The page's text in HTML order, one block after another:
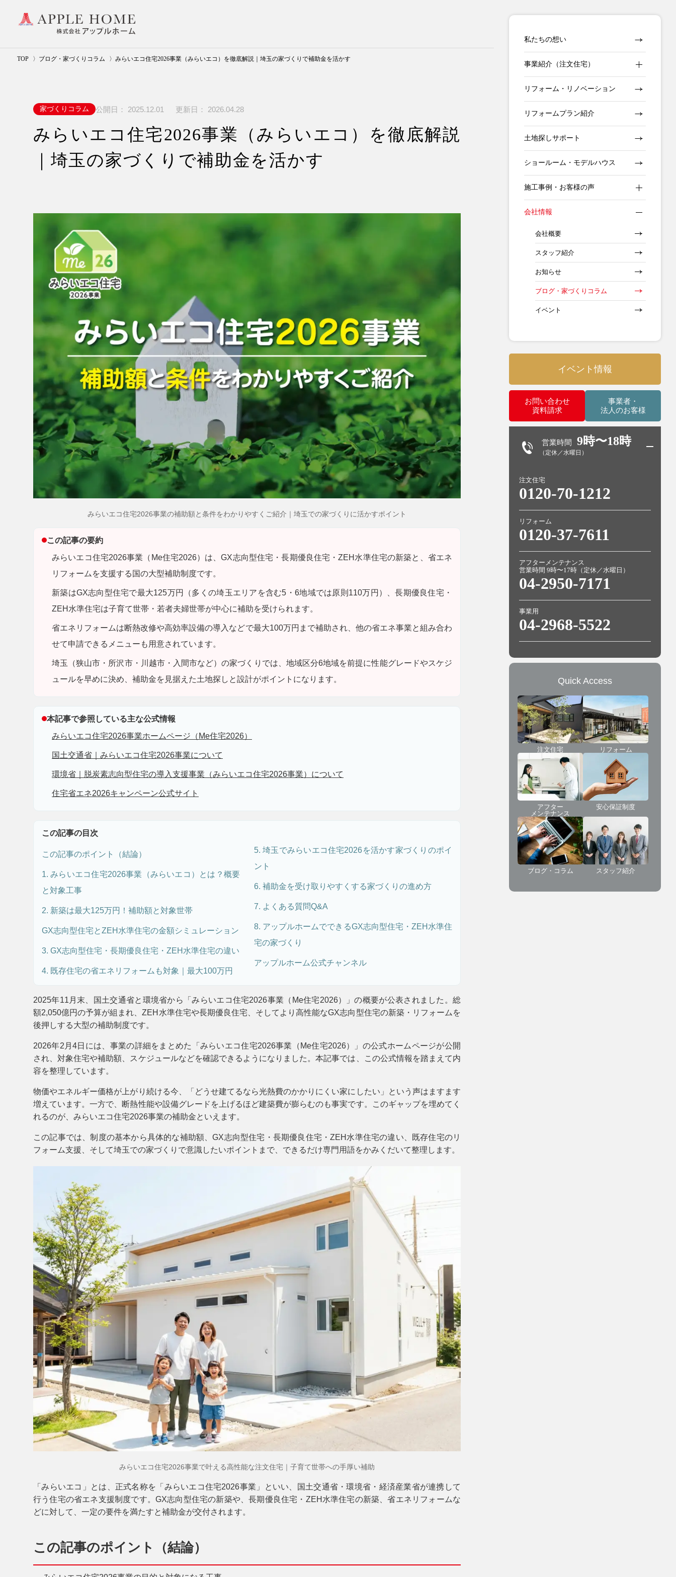
TOP ブログ・家づくりコラム みらいエコ住宅2026事業（みらいエコ）を徹底解説｜埼玉の家づくりで補助金を活かす
家づくりコラム 公開日： 2025.12.01 更新日： 2026.04.28
みらいエコ住宅2026事業（みらいエコ）を徹底解説
｜埼玉の家づくりで補助金を活かす
みらいエコ住宅2026事業の補助額と条件をわかりやすくご紹介｜埼玉での家づくりに活かすポイント
この記事の要約
みらいエコ住宅2026事業（Me住宅2026）は、GX志向型住宅・長期優良住宅・ZEH水準住宅の新築と、省エネ
リフォームを支援する国の大型補助制度です。
新築はGX志向型住宅で最大125万円（多くの埼玉エリアを含む5・6地域では原則110万円）、長期優良住宅・
ZEH水準住宅は子育て世帯・若者夫婦世帯が中心に補助を受けられます。
省エネリフォームは断熱改修や高効率設備の導入などで最大100万円まで補助され、他の省エネ事業と組み合わ
せて申請できるメニューも用意されています。
埼玉（狭山市・所沢市・川越市・入間市など）の家づくりでは、地域区分6地域を前提に性能グレードやスケジ
ュールを早めに決め、補助金を見据えた土地探しと設計がポイントになります。
本記事で参照している主な公式情報
みらいエコ住宅2026事業ホームページ（Me住宅2026）
国土交通省｜みらいエコ住宅2026事業について
環境省｜脱炭素志向型住宅の導入支援事業（みらいエコ住宅2026事業）について
住宅省エネ2026キャンペーン公式サイト
この記事の目次
この記事のポイント（結論）
1. みらいエコ住宅2026事業（みらいエコ）とは？概要
と対象工事
2. 新築は最大125万円！補助額と対象世帯
GX志向型住宅とZEH水準住宅の金額シミュレーション
3. GX志向型住宅・長期優良住宅・ZEH水準住宅の違い
4. 既存住宅の省エネリフォームも対象｜最大100万円
5. 埼玉でみらいエコ住宅2026を活かす家づくりのポイ
ント
6. 補助金を受け取りやすくする家づくりの進め方
7. よくある質問Q&A
8. アップルホームでできるGX志向型住宅・ZEH水準住
宅の家づくり
アップルホーム公式チャンネル
2025年11月末、国土交通省と環境省から「みらいエコ住宅2026事業（Me住宅2026）」の概要が公表されました。総
額2,050億円の予算が組まれ、ZEH水準住宅や長期優良住宅、そしてより高性能なGX志向型住宅の新築・リフォームを
後押しする大型の補助制度です。
2026年2月4日には、事業の詳細をまとめた「みらいエコ住宅2026事業（Me住宅2026）」の公式ホームページが公開
され、対象住宅や補助額、スケジュールなどを確認できるようになりました。本記事では、この公式情報を踏まえて内
容を整理しています。
物価やエネルギー価格が上がり続ける今、「どうせ建てるなら光熱費のかかりにくい家にしたい」という声はますます
増えています。一方で、断熱性能や設備グレードを上げるほど建築費が膨らむのも事実です。このギャップを埋めてく
れるのが、みらいエコ住宅2026事業の補助金といえます。
この記事では、制度の基本から具体的な補助額、GX志向型住宅・長期優良住宅・ZEH水準住宅の違い、既存住宅のリ
フォーム支援、そして埼玉での家づくりで意識したいポイントまで、できるだけ専門用語をかみくだいて整理します。
みらいエコ住宅2026事業で叶える高性能な注文住宅｜子育て世帯への手厚い補助
「みらいエコ 」とは、正式名称を「 みらいエコ住宅2026事業 」といい、国土交通省・環境省・経済産業省が連携して
行う住宅の省エネ支援制度です。GX志向型住宅の新築や、長期優良住宅・ZEH水準住宅の新築、省エネリフォームな
どに対して、一定の要件を満たすと補助金が交付されます。
この記事のポイント（結論）
私たちの想い
事業紹介（注文住宅）
リフォーム・リノベーション
リフォームプラン紹介
土地探しサポート
ショールーム・モデルハウス
施工事例・お客様の声
会社情報
会社概要
スタッフ紹介
お知らせ
ブログ・家づくりコラム
イベント
イベント情報
お問い合わせ
資料請求
事業者・
法人のお客様
営業時間 9時〜18時
（定休／水曜日）
注文住宅
0120-70-1212
リフォーム
0120-37-7611
アフターメンテナンス
営業時間 9時〜17時（定休／水曜日）
04-2950-7171
事業用
04-2968-5522
Quick Access
注文住宅 リフォーム
アフター
メンテナンス
安心保証制度
ブログ・コラム スタッフ紹介